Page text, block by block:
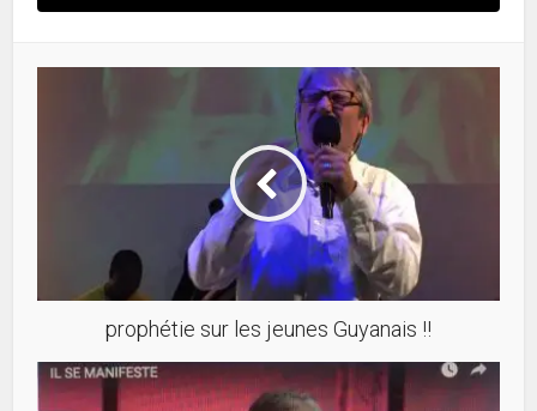
prophétie sur les jeunes Guyanais !!